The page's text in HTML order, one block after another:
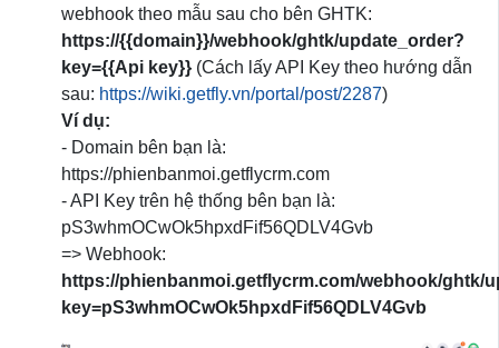
webhook theo mẫu sau cho bên GHTK:
https://{{domain}}/webhook/ghtk/update_order?
key={{Api key}} (Cách lấy API Key theo hướng dẫn
sau: https://wiki.getfly.vn/portal/post/2287)
Ví dụ:
- Domain bên bạn là:
https://phienbanmoi.getflycrm.com
- API Key trên hệ thống bên bạn là:
pS3whmOCwOk5hpxdFif56QDLV4Gvb
=> Webhook:
https://phienbanmoi.getflycrm.com/webhook/ghtk/
key=pS3whmOCwOk5hpxdFif56QDLV4Gvb